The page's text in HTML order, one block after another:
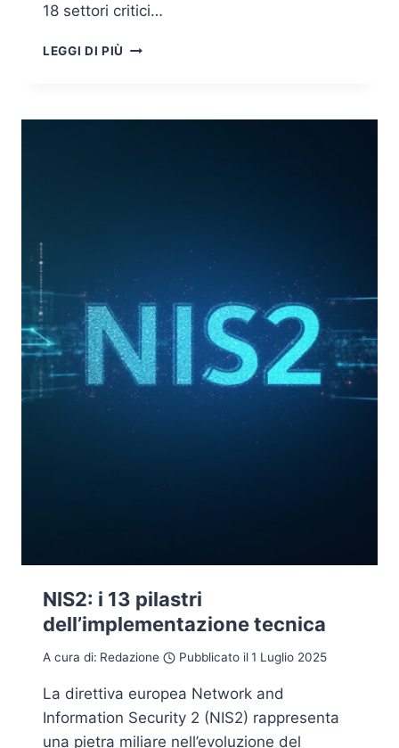
18 settori critici…
LEGGI DI PIÙ NIS2:
AUTORITÀ
DEL
REGOLAMENTO
(UE)
2024/2690
NIS2: i 13 pilastri
dell’implementazione tecnica
A cura di: Redazione Pubblicato il1 Luglio 2025
La direttiva europea Network and
Information Security 2 (NIS2) rappresenta
una pietra miliare nell’evoluzione del